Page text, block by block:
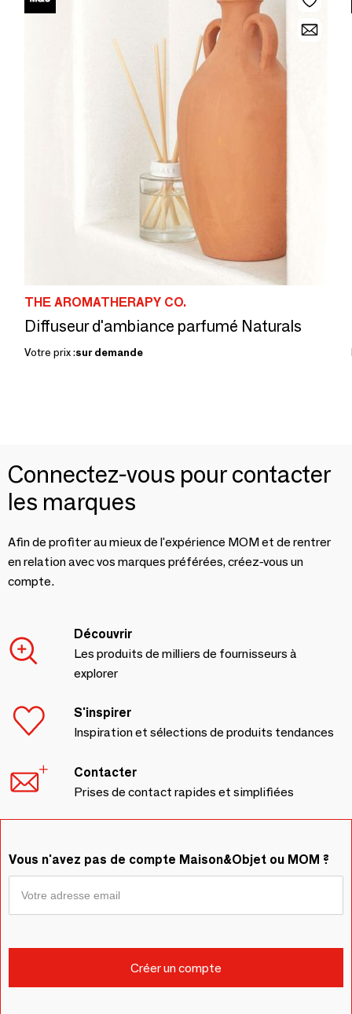
THE AROMATHERAPY CO.
Diffuseur d'ambiance parfumé Naturals
Votre prix :sur demande
Connectez-vous pour contacter
les marques
Afin de profiter au mieux de l'expérience MOM et de rentrer
en relation avec vos marques préférées, créez-vous un
compte.
Découvrir
Les produits de milliers de fournisseurs à
explorer
S'inspirer
Inspiration et sélections de produits tendances
Contacter
Prises de contact rapides et simplifiées
Vous n'avez pas de compte Maison&Objet ou MOM ?